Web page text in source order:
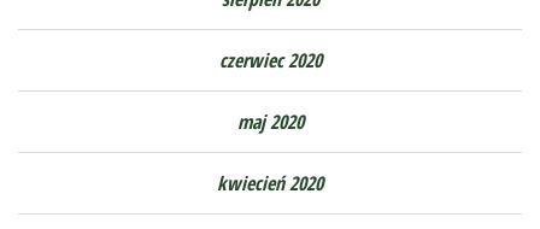
czerwiec 2020
maj 2020
kwiecień 2020